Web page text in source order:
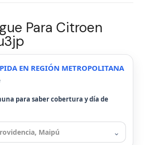
Para Citroen
EN REGIÓN METROPOLITANA
para saber cobertura y día de
⌄